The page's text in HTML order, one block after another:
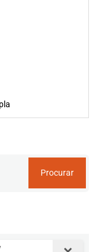
Procurar